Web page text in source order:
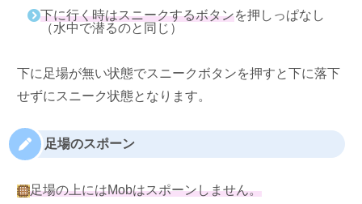
下に行く時はスニークするボタンを押しっぱなし
（水中で潜るのと同じ）
下に足場が無い状態でスニークボタンを押すと下に落下
せずにスニーク状態となります。
足場のスポーン
足場の上にはMobはスポーンしません。